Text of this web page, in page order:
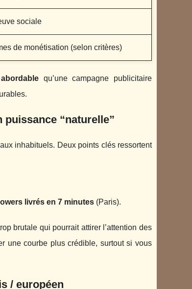
sociale
de monétisation (selon critères)
abordable qu’une campagne publicitaire
puissance “naturelle”
inhabituels. Deux points clés ressortent
livrés en 7 minutes (Paris).
brutale qui pourrait attirer l’attention des
une courbe plus crédible, surtout si vous
/ européen